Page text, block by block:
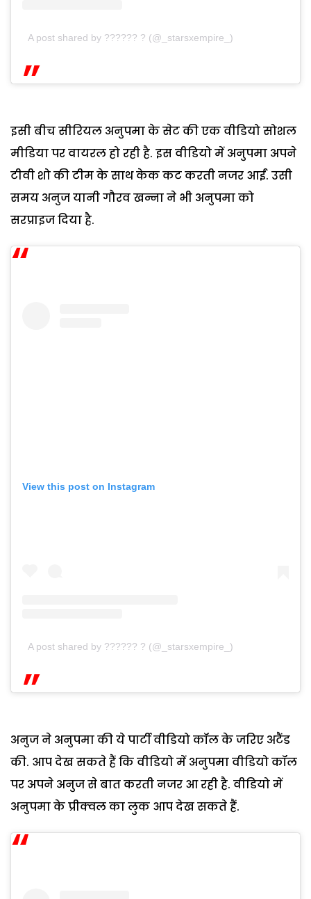
A post shared by ?????? ?️ (@_starsxempire_)
इसी बीच सीरियल अनुपमा के सेट की एक वीडियो सोशल
मीडिया पर वायरल हो रही है. इस वीडियो में अनुपमा अपने
टीवी शो की टीम के साथ केक कट करती नजर आईं. उसी
समय अनुज यानी गौरव खन्ना ने भी अनुपमा को
सरप्राइज दिया है.
View this post on Instagram
A post shared by ?????? ?️ (@_starsxempire_)
अनुज ने अनुपमा की ये पार्टी वीडियो कॉल के जरिए अटैंड
की. आप देख सकते हैं कि वीडियो में अनुपमा वीडियो कॉल
पर अपने अनुज से बात करती नजर आ रही है. वीडियो में
अनुपमा के प्रीक्वल का लुक आप देख सकते हैं.